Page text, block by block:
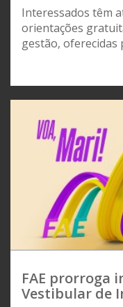
Interessados têm
orientações
gestão, oferecidas
FAE prorroga
Vestibular de